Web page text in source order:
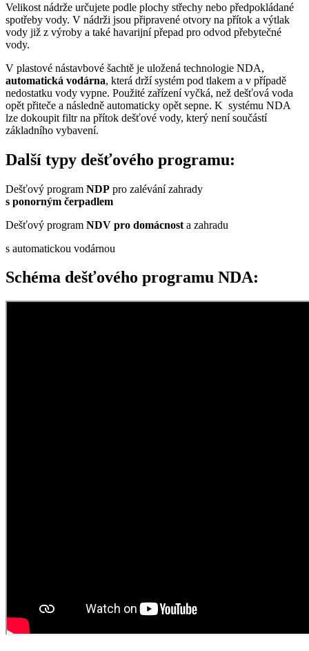
Velikost nádrže určujete podle plochy střechy nebo předpokládané
spotřeby vody. V nádrži jsou připravené otvory na přítok a výtlak
vody již z výroby a také havarijní přepad pro odvod přebytečné
vody.
V plastové nástavbové šachtě je uložená technologie NDA,
automatická vodárna, která drží systém pod tlakem a v případě
nedostatku vody vypne. Použité zařízení vyčká, než dešťová voda
opět přiteče a následně automaticky opět sepne. K systému NDA
lze dokoupit filtr na přítok dešťové vody, který není součástí
základního vybavení.
Další typy dešťového programu:
Dešťový program NDP pro zalévání zahrady
s ponorným čerpadlem
Dešťový program NDV pro domácnost a zahradu
s automatickou vodárnou
Schéma dešťového programu NDA: